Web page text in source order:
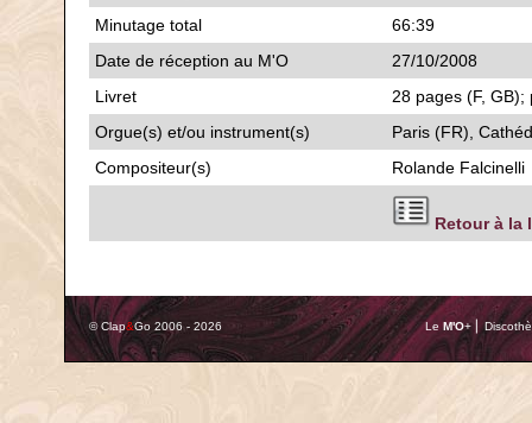
Minutage total
66:39
Date de réception au M'O
27/10/2008
Livret
28 pages (F,
Orgue(s) et/ou instrument(s)
Paris (FR),
Compositeur(s)
Rolande Falcinelli
Retour à la
© Clap&Go 2006 - 2026 Le M'O+ ⎢